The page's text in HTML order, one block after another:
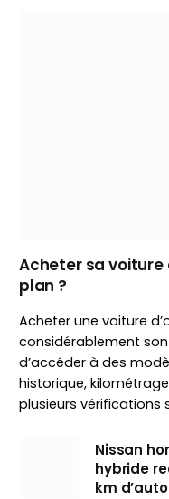
Acheter sa voiture
plan ?
Acheter une voiture
considérablement
d’accéder à des
historique,
plusieurs vérifications
Nissan
hybride
km